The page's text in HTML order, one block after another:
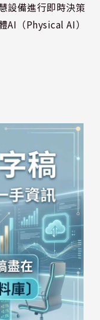
設備進行即時決策
AI（Physical AI）